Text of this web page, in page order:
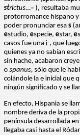
strictus…= ), resultaba
protorromance hispano
poder pronunciar esa s
estudio, especie, estar, e
casos fue una i-, que
quienes ya no sabían
sin hache, acabaron
o spanus, sólo que le
colándole la e inicial que
ningún significado y se
En efecto, Hispania se
nombre deriva de la
península desarrollada
llegaba casi hasta el